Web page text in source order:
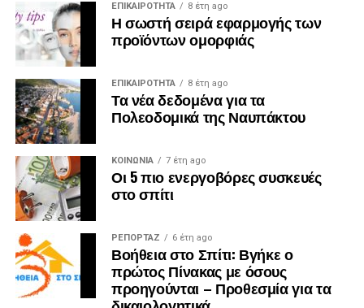
ΕΠΙΚΑΙΡΟΤΗΤΑ 8 έτη ago
Η σωστή σειρά εφαρμογής των
προϊόντων ομορφιάς
ΕΠΙΚΑΙΡΟΤΗΤΑ 8 έτη ago
Τα νέα δεδομένα για τα
Πολεοδομικά της Ναυπάκτου
ΚΟΙΝΩΝΙΑ 7 έτη ago
Οι 5 πιο ενεργοβόρες συσκευές
στο σπίτι
ΡΕΠΟΡΤΑΖ 6 έτη ago
Βοήθεια στο Σπίτι: Βγήκε ο
πρώτος Πίνακας με όσους
προηγούνται – Προθεσμία για τα